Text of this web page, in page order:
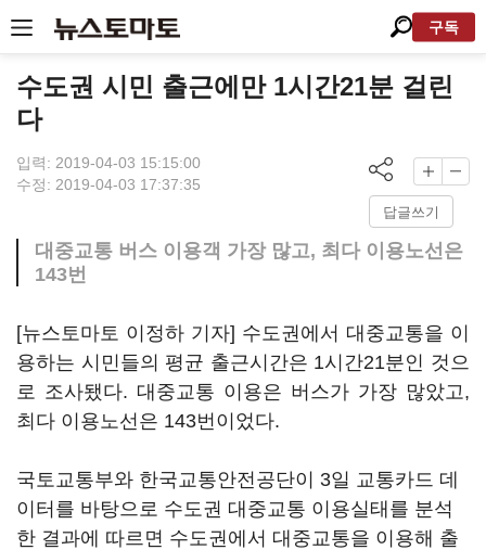
구독
수도권 시민 출근에만 1시간21분 걸린
다
입력: 2019-04-03 15:15:00
수정: 2019-04-03 17:37:35
답글쓰기
대중교통 버스 이용객 가장 많고, 최다 이용노선은
143번
[뉴스토마토 이정하 기자] 수도권에서 대중교통을 이
용하는 시민들의 평균 출근시간은 1시간21분인 것으
로 조사됐다. 대중교통 이용은 버스가 가장 많았고,
최다 이용노선은 143번이었다.
국토교통부와 한국교통안전공단이 3일 교통카드 데
이터를 바탕으로 수도권 대중교통 이용실태를 분석
한 결과에 따르면 수도권에서 대중교통을 이용해 출